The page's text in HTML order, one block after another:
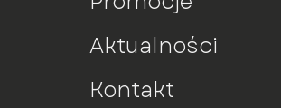
Aktualności
Kontakt